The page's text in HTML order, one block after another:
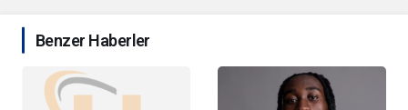
Benzer Haberler